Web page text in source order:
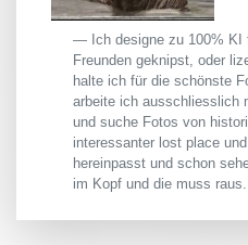
Ich designe zu 100%
Freunden geknipst, oder
halte ich für die schönste
arbeite ich ausschliesslich
und suche Fotos von
interessanter lost place
hereinpasst und schon
im Kopf und die muss raus.